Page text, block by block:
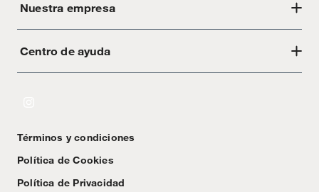
Nuestra empresa
Acerca de Crate
Centro de ayuda
Textos Legales
Términos y condiciones
Política de Cookies
Política de Privacidad